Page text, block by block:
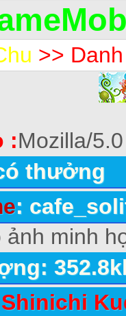
>>
:Mozilla/5.0
thưởng
:
ảnh minh
Shinichi